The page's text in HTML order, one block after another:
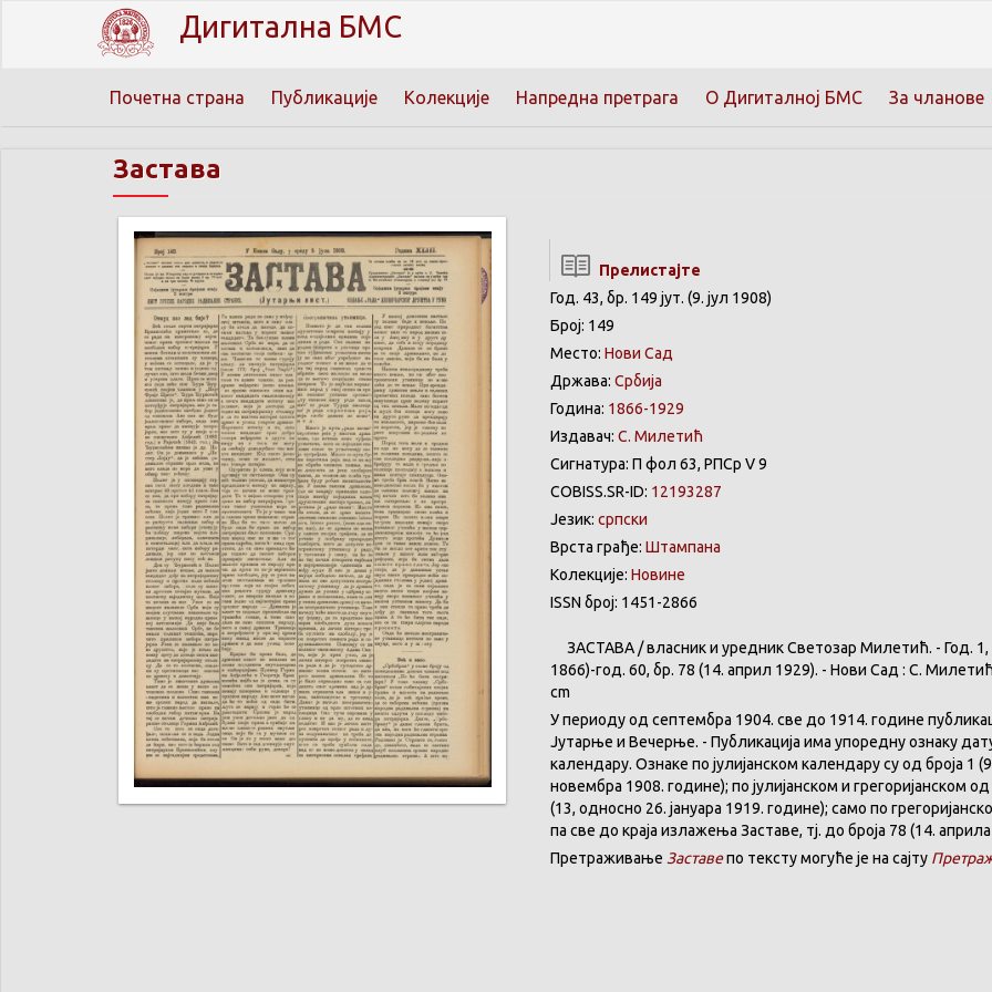
Дигитална БМС
Почетна страна Публикације Колекције Напредна претрага О Дигиталној БМС За чланове
Застава
Прелистајте
Год. 43, бр. 149 јут. (9. јул 1908)
Број: 149
Место: Нови Сад
Држава: Србија
Година: 1866-1929
Издавач: С. Милетић
Сигнатура: П фол 63, РПСр V 9
COBISS.SR-ID: 12193287
Језик: српски
Врста грађе: Штампана
Колекције: Новине
ISSN број: 1451-2866
ЗАСТАВА /власники уредникСветозар Милетић. - Год. 1,
1866)-год. 60, бр. 78 (14. април 1929). - Нови Сад : С.
cm
Упериодуод септембра 1904. све до 1914. године
Јутарње и Вечерње. - Публикација има упореднуознаку
календару. Ознаке по јулијанском календару су од броја 1
новембра 1908. године); по јулијанском и грегоријанском
(13, односно 26. јануара 1919. године); само по
па све до краја излажења Заставе, тј. до броја 78 (14.
Претраживање Заставепо тексту могуће је на сајту